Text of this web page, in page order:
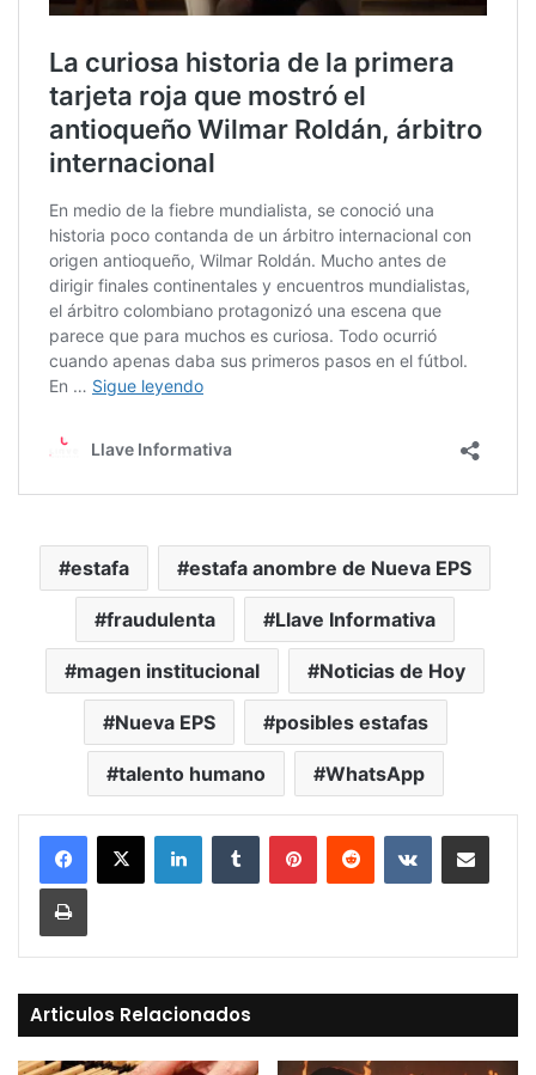
estafa estafa anombre de Nueva EPS
fraudulenta Llave Informativa
magen institucional Noticias de Hoy
Nueva EPS posibles estafas
talento humano WhatsApp
LinkedInTumblr PinterestReddit VKontakteCompartir vía Mail
Print
Articulos Relacionados